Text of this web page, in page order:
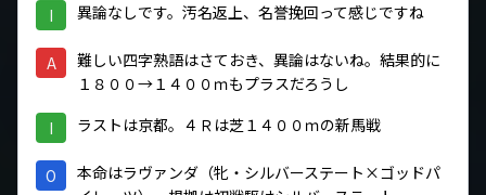
I 異論なしです。汚名返上、名誉挽回って感じですね
A
難しい四字熟語はさておき、異論はないね。結果的に
１８００→１４００ｍもプラスだろうし
I ラストは京都。４Ｒは芝１４００ｍの新馬戦
O
本命はラヴァンダ（牝・シルバーステート×ゴッドパ